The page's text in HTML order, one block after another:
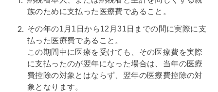
族のために支払った医療費であること。
その年の1月1日から12月31日までの間に実際に支
払った医療費であること。
この期間中に医療を受けても、その医療費を実際
に支払ったのが翌年になった場合は、当年の医療
費控除の対象とはならず、翌年の医療費控除の対
象となります。